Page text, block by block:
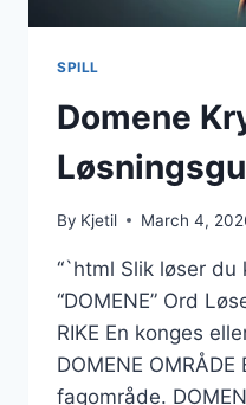
SPILL
Domene
By Kjetil March 4,
“`html Slik løser du
“DOMENE” Ord
RIKE En konges
DOMENE
fagområde.